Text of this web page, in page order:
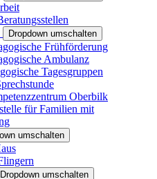
Dropdown umschalten
Frühförderung
Ambulanz
Tagesgruppen
Oberbilk
für Familien mit
umschalten
Dropdown umschalten